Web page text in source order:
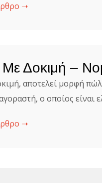
➝
Δοκιμή –
αποτελεί μορφή
ο οποίος είναι
➝